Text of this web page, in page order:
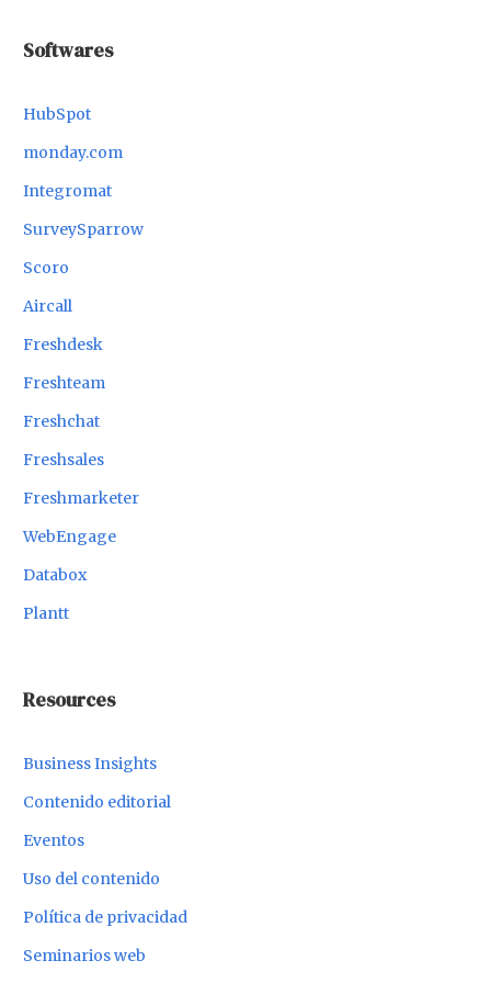
Softwares
HubSpot
monday.com
Integromat
SurveySparrow
Scoro
Aircall
Freshdesk
Freshteam
Freshchat
Freshsales
Freshmarketer
WebEngage
Databox
Plantt
Resources
Business Insights
Contenido editorial
Eventos
Uso del contenido
Política de privacidad
Seminarios web